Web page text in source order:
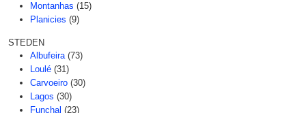
Montanhas (15)
Planicies (9)
STEDEN
Albufeira (73)
Loulé (31)
Carvoeiro (30)
Lagos (30)
Funchal (23)